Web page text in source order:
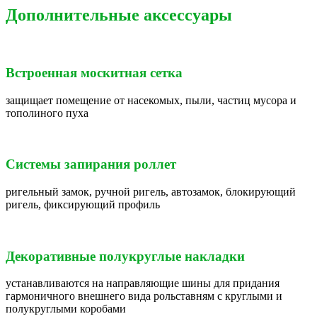
Дополнительные аксессуары
Встроенная москитная сетка
защищает помещение от насекомых, пыли, частиц мусора и
тополиного пуха
Системы запирания роллет
ригельный замок, ручной ригель, автозамок, блокирующий
ригель, фиксирующий профиль
Декоративные полукруглые накладки
устанавливаются на направляющие шины для придания
гармоничного внешнего вида рольставням с круглыми и
полукруглыми коробами